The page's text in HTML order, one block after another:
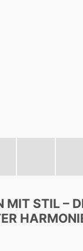
STIL –